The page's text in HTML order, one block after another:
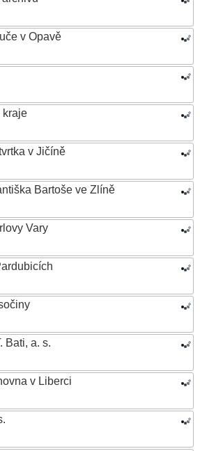
v Opavě
kraje
v Jičíně
Bartoše ve Zlíně
Vary
Bati, a. s.
v Liberci